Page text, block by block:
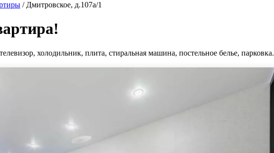
/ Дмитровское, д.107а/1
холодильник, плита, стиральная машина, постельное белье, парковка.